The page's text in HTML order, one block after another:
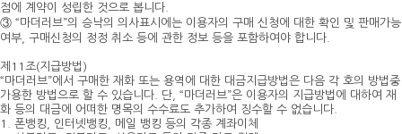
점에 계약이 성립한 것으로 봅니다.
③ “마더러브”의 승낙의 의사표시에는 이용자의 구매 신청에 대한 확인 및 판매가능
여부, 구매신청의 정정 취소 등에 관한 정보 등을 포함하여야 합니다.
제11조(지급방법)
“마더러브”에서 구매한 재화 또는 용역에 대한 대금지급방법은 다음 각 호의 방법중
가용한 방법으로 할 수 있습니다. 단, “마더러브”은 이용자의 지급방법에 대하여 재
화 등의 대금에 어떠한 명목의 수수료도 추가하여 징수할 수 없습니다.
1. 폰뱅킹, 인터넷뱅킹, 메일 뱅킹 등의 각종 계좌이체